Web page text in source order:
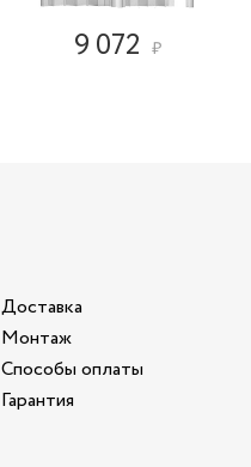
9 072 ₽
Доставка
Монтаж
Способы оплаты
Гарантия